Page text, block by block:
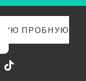
ПРОБНУЮ